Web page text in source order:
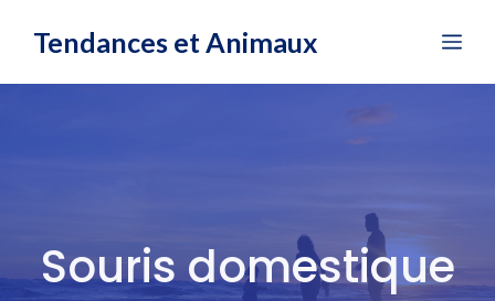
Tendances et Animaux
Souris domestique